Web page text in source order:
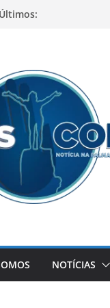
Últimos:
NOTÍCIAS